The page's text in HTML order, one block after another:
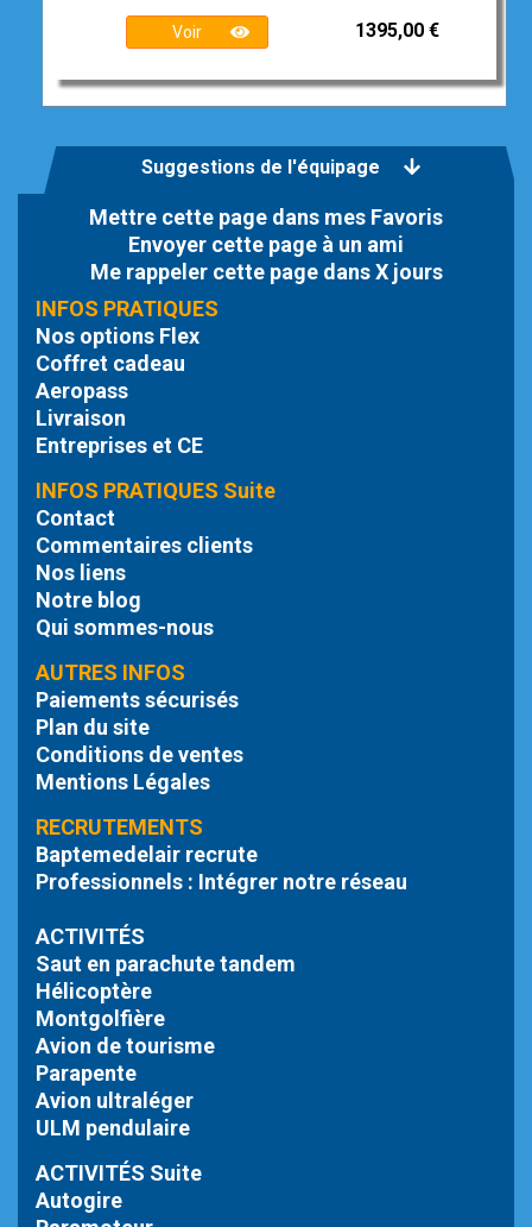
Voir 1395,00 €
Suggestions de l'équipage
Mettre cette page dans mes Favoris
Envoyer cette page à un ami
Me rappeler cette page dans X jours
INFOS PRATIQUES
Nos options Flex
Coffret cadeau
Aeropass
Livraison
Entreprises et CE
INFOS PRATIQUES Suite
Contact
Commentaires clients
Nos liens
Notre blog
Qui sommes-nous
AUTRES INFOS
Paiements sécurisés
Plan du site
Conditions de ventes
Mentions Légales
RECRUTEMENTS
Baptemedelair recrute
Professionnels : Intégrer notre réseau
ACTIVITÉS
Saut en parachute tandem
Hélicoptère
Montgolfière
Avion de tourisme
Parapente
Avion ultraléger
ULM pendulaire
ACTIVITÉS Suite
Autogire